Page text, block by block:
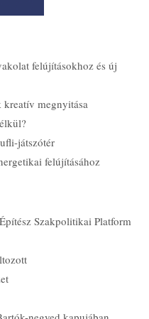
felújításokhoz és új
megnyitása
játszótér
felújításához
Szakpolitikai Platform